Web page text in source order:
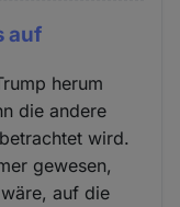
auf
herum
die andere
wird.
gewesen,
auf die